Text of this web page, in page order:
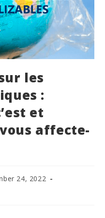
les
:
et
affecte-
24, 2022